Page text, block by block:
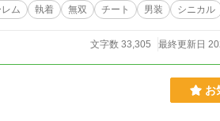
ム 執着 無双 チート 男装 シニカル
文字数 33,305 最終更新日
お